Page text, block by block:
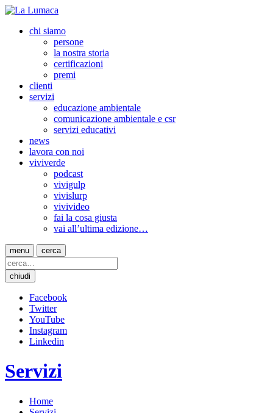
chi siamo
persone
la nostra storia
certificazioni
premi
clienti
servizi
educazione ambientale
comunicazione ambientale e csr
servizi educativi
news
lavora con noi
viviverde
podcast
vivigulp
vivislurp
vivivideo
fai la cosa giusta
vai all’ultima edizione…
menu cerca
chiudi
Facebook
Twitter
YouTube
Instagram
Linkedin
Servizi
Home